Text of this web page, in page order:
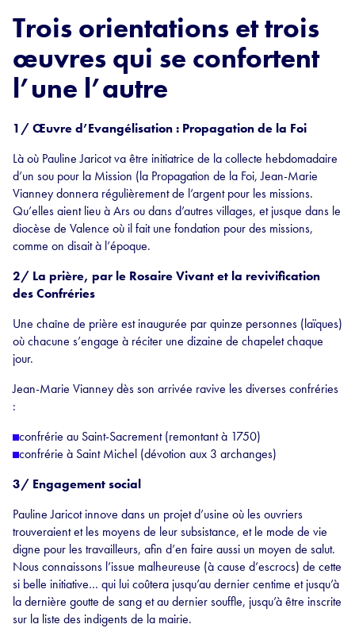
Trois orientations et trois
œuvres qui se confortent
l’une l’autre
1/ Œuvre d’Evangélisation : Propagation de la Foi
Là où Pauline Jaricot va être initiatrice de la collecte hebdomadaire
d’un sou pour la Mission (la Propagation de la Foi, Jean-Marie
Vianney donnera régulièrement de l’argent pour les missions.
Qu’elles aient lieu à Ars ou dans d’autres villages, et jusque dans le
diocèse de Valence où il fait une fondation pour des missions,
comme on disait à l’époque.
2/ La prière, par le Rosaire Vivant et la revivification
des Confréries
Une chaîne de prière est inaugurée par quinze personnes (laïques)
où chacune s’engage à réciter une dizaine de chapelet chaque
jour.
Jean-Marie Vianney dès son arrivée ravive les diverses confréries
:
confrérie au Saint-Sacrement (remontant à 1750)
confrérie à Saint Michel (dévotion aux 3 archanges)
3/ Engagement social
Pauline Jaricot innove dans un projet d’usine où les ouvriers
trouveraient et les moyens de leur subsistance, et le mode de vie
digne pour les travailleurs, afin d’en faire aussi un moyen de salut.
Nous connaissons l’issue malheureuse (à cause d’escrocs) de cette
si belle initiative… qui lui coûtera jusqu’au dernier centime et jusqu’à
la dernière goutte de sang et au dernier souffle, jusqu’à être inscrite
sur la liste des indigents de la mairie.